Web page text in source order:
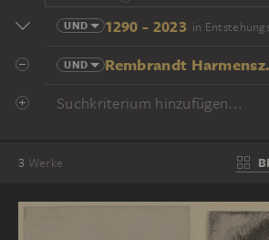
UND 1290 - 2023 in
UND Rembrandt
Suchkriterium hinzufügen...
3 Werke